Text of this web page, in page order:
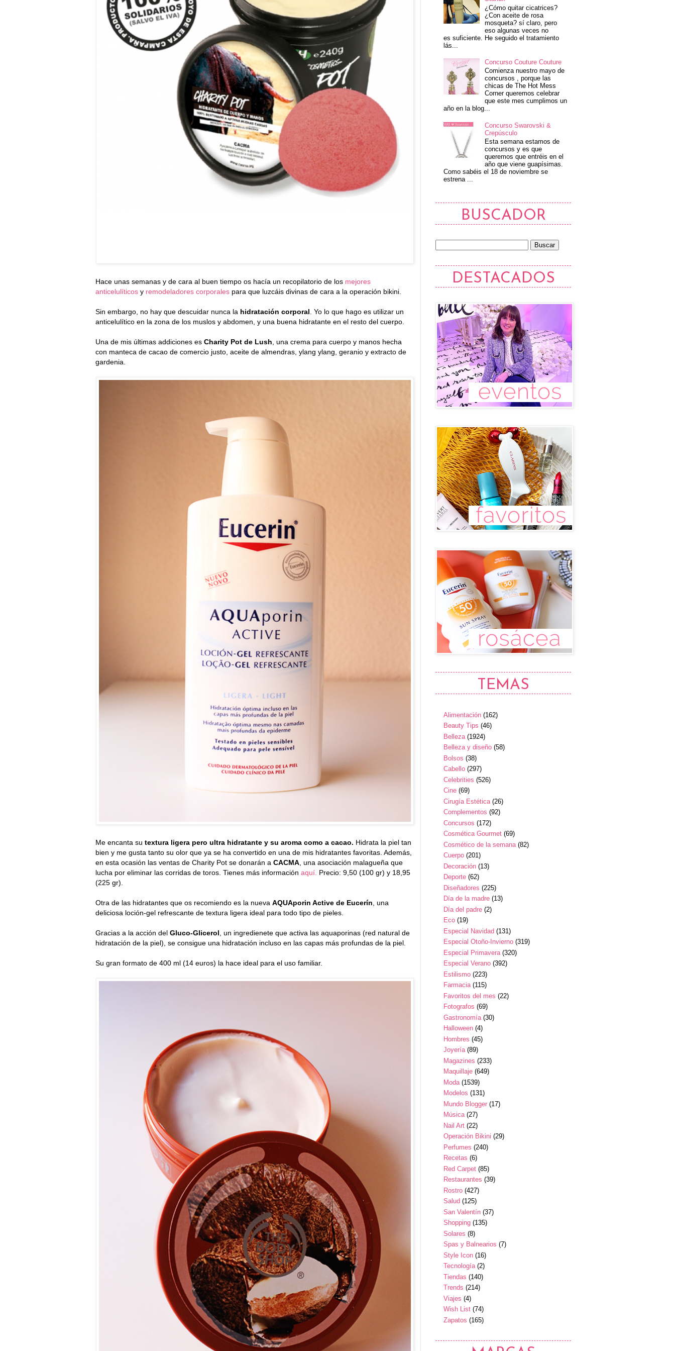
Hace unas semanas y de cara al buen tiempo os hacía un recopilatorio de los mejores
anticelulíticos y remodeladores corporales para que luzcáis divinas de cara a la operación bikini.
Sin embargo, no hay que descuidar nunca la hidratación corporal . Yo lo que hago es utilizar un
anticelulítico en la zona de los muslos y abdomen, y una buena hidratante en el resto del cuerpo.
Una de mis últimas addiciones es Charity Pot de Lush , una crema para cuerpo y manos hecha
con manteca de cacao de comercio justo, aceite de almendras, ylang ylang, geranio y extracto de
gardenia.
Me encanta su textura ligera pero ultra hidratante y su aroma como a cacao. Hidrata la piel tan
bien y me gusta tanto su olor que ya se ha convertido en una de mis hidratantes favoritas. Además,
en esta ocasión las ventas de Charity Pot se donarán a CACMA , una asociación malagueña que
lucha por eliminar las corridas de toros. Tienes más información aquí. Precio: 9,50 (100 gr) y 18,95
(225 gr).
Otra de las hidratantes que os recomiendo es la nueva AQUAporin Active de Eucerín , una
deliciosa loción-gel refrescante de textura ligera ideal para todo tipo de pieles.
Gracias a la acción del Gluco-Glicerol , un ingredienete que activa las aquaporinas (red natural de
hidratación de la piel), se consigue una hidratación incluso en las capas más profundas de la piel.
Su gran formato de 400 ml (14 euros) la hace ideal para el uso familiar.
¿Cómo quitar cicatrices?
¿Con aceite de rosa
mosqueta? sí claro, pero
eso algunas veces no
es suficiente. He seguido el tratamiento
lás...
Concurso Couture Couture
Comienza nuestro mayo de
concursos , porque las
chicas de The Hot Mess
Corner queremos celebrar
que este mes cumplimos un
año en la blog...
Concurso Swarovski &
Crepúsculo
Esta semana estamos de
concursos y es que
queremos que entréis en el
año que viene guapísimas.
Como sabéis el 18 de noviembre se
estrena ...
BUSCADOR
DESTACADOS
TEMAS
Alimentación (162)
Beauty Tips (46)
Belleza (1924)
Belleza y diseño (58)
Bolsos (38)
Cabello (297)
Celebrities (526)
Cine (69)
Cirugía Estética (26)
Complementos (92)
Concursos (172)
Cosmética Gourmet (69)
Cosmético de la semana (82)
Cuerpo (201)
Decoración (13)
Deporte (62)
Diseñadores (225)
Día de la madre (13)
Día del padre (2)
Eco (19)
Especial Navidad (131)
Especial Otoño-Invierno (319)
Especial Primavera (320)
Especial Verano (392)
Estilismo (223)
Farmacia (115)
Favoritos del mes (22)
Fotografos (69)
Gastronomía (30)
Halloween (4)
Hombres (45)
Joyería (89)
Magazines (233)
Maquillaje (649)
Moda (1539)
Modelos (131)
Mundo Blogger (17)
Música (27)
Nail Art (22)
Operación Bikini (29)
Perfumes (240)
Recetas (6)
Red Carpet (85)
Restaurantes (39)
Rostro (427)
Salud (125)
San Valentín (37)
Shopping (135)
Solares (8)
Spas y Balnearios (7)
Style Icon (16)
Tecnología (2)
Tiendas (140)
Trends (214)
Viajes (4)
Wish List (74)
Zapatos (165)